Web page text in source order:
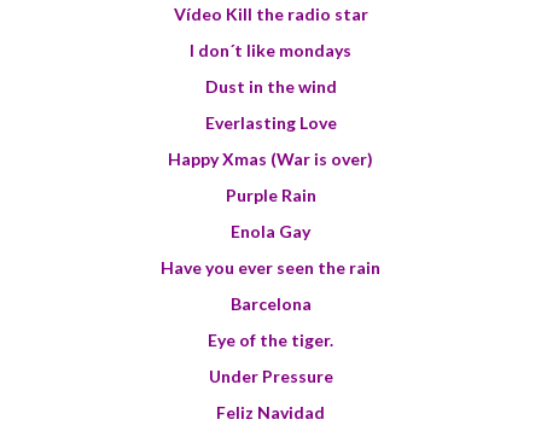
Vídeo Kill the radio star
I don´t like mondays
Dust in the wind
Everlasting Love
Happy Xmas (War is over)
Purple Rain
Enola Gay
Have you ever seen the rain
Barcelona
Eye of the tiger.
Under Pressure
Feliz Navidad